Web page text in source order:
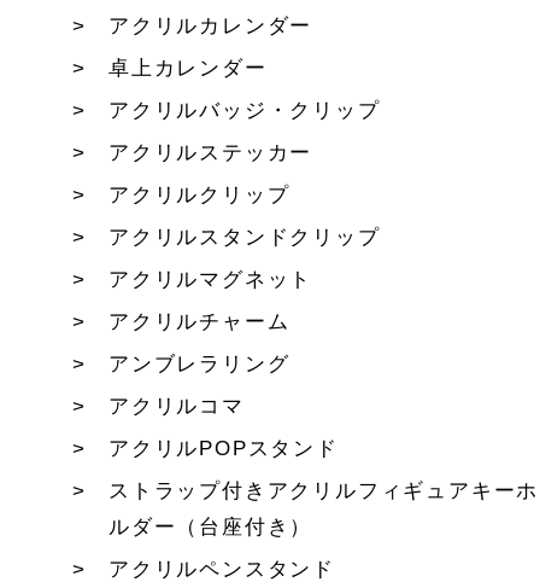
アクリルカレンダー
卓上カレンダー
アクリルバッジ・クリップ
アクリルステッカー
アクリルクリップ
アクリルスタンドクリップ
アクリルマグネット
アクリルチャーム
アンブレラリング
アクリルコマ
アクリルPOPスタンド
ストラップ付きアクリルフィギュアキーホ
ルダー（台座付き）
アクリルペンスタンド